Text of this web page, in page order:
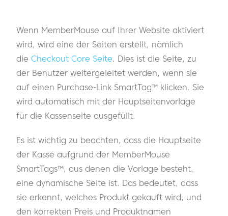
Wenn MemberMouse auf Ihrer Website aktiviert
wird, wird eine der Seiten erstellt, nämlich
die Checkout Core Seite. Dies ist die Seite, zu
der Benutzer weitergeleitet werden, wenn sie
auf einen Purchase-Link SmartTag™ klicken. Sie
wird automatisch mit der Hauptseitenvorlage
für die Kassenseite ausgefüllt.
Es ist wichtig zu beachten, dass die Hauptseite
der Kasse aufgrund der MemberMouse
SmartTags™, aus denen die Vorlage besteht,
eine dynamische Seite ist. Das bedeutet, dass
sie erkennt, welches Produkt gekauft wird, und
den korrekten Preis und Produktnamen